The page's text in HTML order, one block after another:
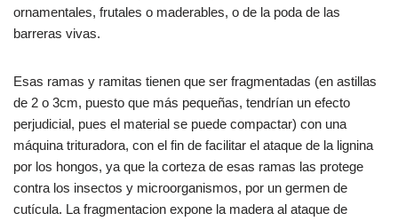
ornamentales, frutales o maderables, o de la poda de las
barreras vivas.
Esas ramas y ramitas tienen que ser fragmentadas (en astillas
de 2 o 3cm, puesto que más pequeñas, tendrían un efecto
perjudicial, pues el material se puede compactar) con una
máquina trituradora, con el fin de facilitar el ataque de la lignina
por los hongos, ya que la corteza de esas ramas las protege
contra los insectos y microorganismos, por un germen de
cutícula. La fragmentacion expone la madera al ataque de